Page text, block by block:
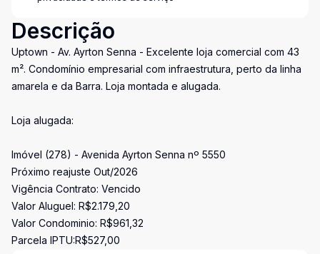
Descrição
Uptown - Av. Ayrton Senna - Excelente loja comercial com 43
m². Condomínio empresarial com infraestrutura, perto da linha
amarela e da Barra. Loja montada e alugada.
Loja alugada:
Imóvel (278) - Avenida Ayrton Senna nº 5550
Próximo reajuste Out/2026
Vigência Contrato: Vencido
Valor Aluguel: R$2.179,20
Valor Condominio: R$961,32
Parcela IPTU:R$527,00